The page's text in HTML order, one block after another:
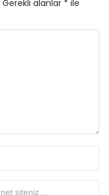
Gerekli alanlar * ile